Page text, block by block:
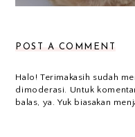
POST A COMMENT
Halo! Terimakasih sudah
dimoderasi. Untuk
balas, ya. Yuk biasakan